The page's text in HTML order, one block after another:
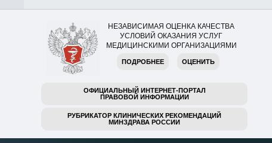
НЕЗАВИСИМАЯ ОЦЕНКА КАЧЕСТВА
УСЛОВИЙ ОКАЗАНИЯ УСЛУГ
МЕДИЦИНСКИМИ ОРГАНИЗАЦИЯМИ
ПОДРОБНЕЕ ОЦЕНИТЬ
ОФИЦИАЛЬНЫЙ ИНТЕРНЕТ-ПОРТАЛ
ПРАВОВОЙ ИНФОРМАЦИИ
РУБРИКАТОР КЛИНИЧЕСКИХ РЕКОМЕНДАЦИЙ
МИНЗДРАВА РОССИИ